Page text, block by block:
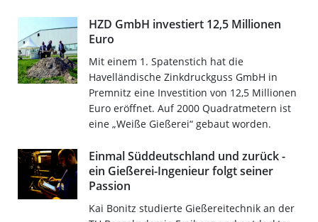
HZD GmbH investiert 12,5 Millionen
Euro
Mit einem 1. Spatenstich hat die
Havelländische Zinkdruckguss GmbH in
Premnitz eine Investition von 12,5 Millionen
Euro eröffnet. Auf 2000 Quadratmetern ist
eine „Weiße Gießerei“ gebaut worden.
Einmal Süddeutschland und zurück -
ein Gießerei-Ingenieur folgt seiner
Passion
Kai Bonitz studierte Gießereitechnik an der